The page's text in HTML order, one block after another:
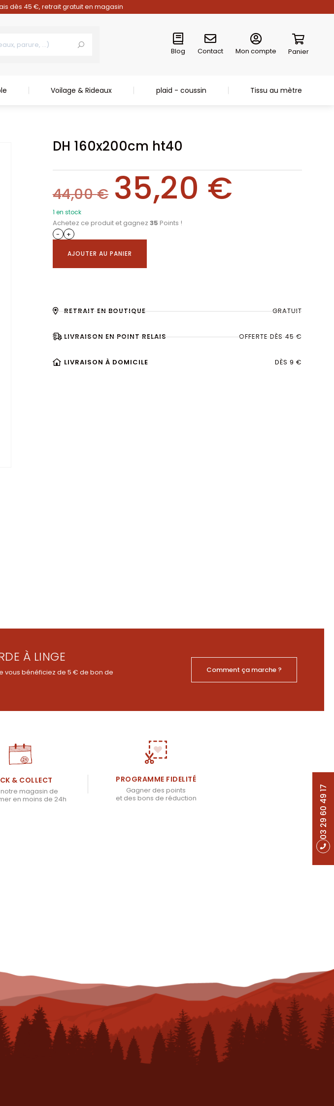
dès 45 €, retrait gratuit en magasin
Blog Contact Mon compte Panier
Voilage & Rideaux plaid - coussin Tissu au mètre
03 29 60 49 17
DH 160x200cm ht40
44,00€ 35,20 €
1 en stock
Achetez ce produit et gagnez 35 Points !
-
+
AJOUTER AU PANIER
RETRAIT EN BOUTIQUE GRATUIT
LIVRAISON EN POINT RELAIS OFFERTE DÈS 45 €
LIVRAISON À DOMICILE DÈS 9 €
À LINGE
vous bénéficiez de 5 € de bon de
Comment ça marche ?
& COLLECT
magasin de
en moins de 24h
PROGRAMME FIDELITÉ
Gagner des points
et des bons de réduction